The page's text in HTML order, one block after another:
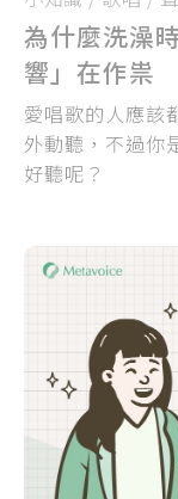
為什麼洗澡
響」在作祟
愛唱歌的人應該
外動聽，不過你
好聽呢？